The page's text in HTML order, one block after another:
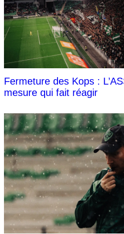
Fermeture des Kops :
mesure qui fait réagir